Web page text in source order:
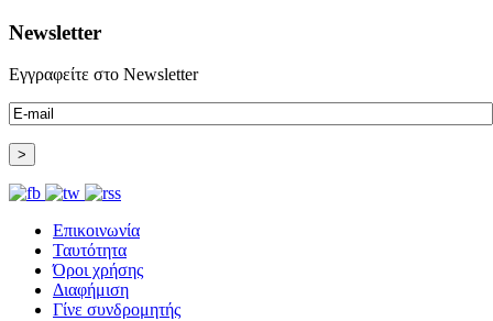
Newsletter
Εγγραφείτε στο Newsletter
Επικοινωνία
Ταυτότητα
Όροι χρήσης
Διαφήμιση
Γίνε συνδρομητής